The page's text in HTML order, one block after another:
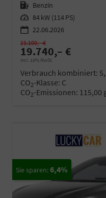
Kraftstoff Benzin
Leistung 84 kW (114 PS)
22.06.2026
19.740,– €
incl. 19% MwSt.
21.100,– €
Verbrauch kombiniert:
CO2-Klasse: C
CO2-Emissionen: 115,00
6,4%